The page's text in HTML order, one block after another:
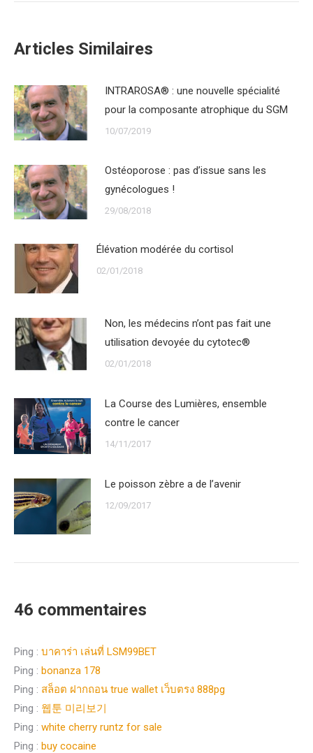
Articles Similaires
INTRAROSA® : une nouvelle spécialité
pour la composante atrophique du SGM
10/07/2019
Ostéoporose : pas d’issue sans les
gynécologues !
29/08/2018
Élévation modérée du cortisol
02/01/2018
Non, les médecins n’ont pas fait une
utilisation devoyée du cytotec®
02/01/2018
La Course des Lumières, ensemble
contre le cancer
14/11/2017
Le poisson zèbre a de l’avenir
12/09/2017
46 commentaires
Ping : บาคาร่า เล่นที่ LSM99BET
Ping : bonanza 178
Ping : สล็อต ฝากถอน true wallet เว็บตรง 888pg
Ping : 웹툰 미리보기
Ping : white cherry runtz for sale
Ping : buy cocaine